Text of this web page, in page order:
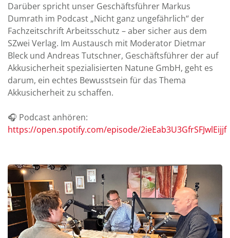
Darüber spricht unser Geschäftsführer Markus
Dumrath im Podcast „Nicht ganz ungefährlich“ der
Fachzeitschrift Arbeitsschutz – aber sicher aus dem
SZwei Verlag. Im Austausch mit Moderator Dietmar
Bleck und Andreas Tutschner, Geschäftsführer der auf
Akkusicherheit spezialisierten Natune GmbH, geht es
darum, ein echtes Bewusstsein für das Thema
Akkusicherheit zu schaffen.
🎧 Podcast anhören:
https://open.spotify.com/episode/2ieEab3U3GfrSFJwlEijjf